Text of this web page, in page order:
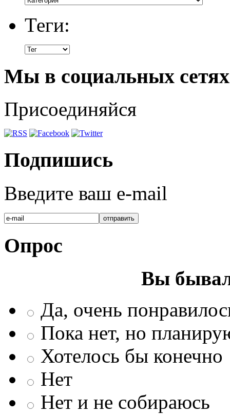
Теги:
Мы в социальных сетях
Присоединяйся
Подпишись
Введите ваш e-mail
Опрос
Вы
Да, очень
Пока нет, но
Хотелось бы конечно
Нет
Нет и не собираюсь